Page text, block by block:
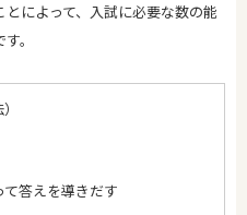
によって、入試に必要な数の能
。
答えを導きだす